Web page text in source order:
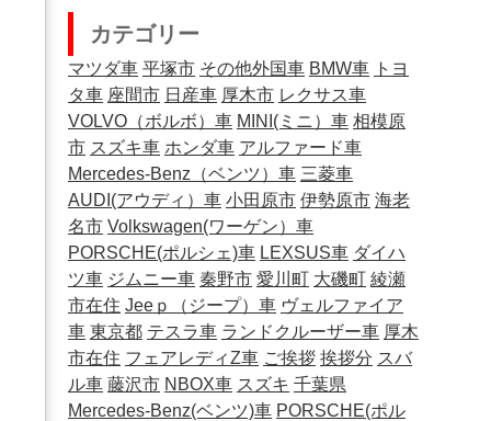
カテゴリー
マツダ車 平塚市 その他外国車 BMW車 トヨ
タ車 座間市 日産車 厚木市 レクサス車
VOLVO（ボルボ）車 MINI(ミニ）車 相模原
市 スズキ車 ホンダ車 アルファード車
Mercedes-Benz（ベンツ）車 三菱車
AUDI(アウディ）車 小田原市 伊勢原市 海老
名市 Volkswagen(ワーゲン）車
PORSCHE(ポルシェ)車 LEXSUS車 ダイハ
ツ車 ジムニー車 秦野市 愛川町 大磯町 綾瀬
市在住 Jeeｐ（ジープ）車 ヴェルファイア
車 東京都 テスラ車 ランドクルーザー車 厚木
市在住 フェアレディZ車 ご挨拶 挨拶分 スバ
ル車 藤沢市 NBOX車 スズキ 千葉県
Mercedes-Benz(ベンツ)車 PORSCHE(ポル